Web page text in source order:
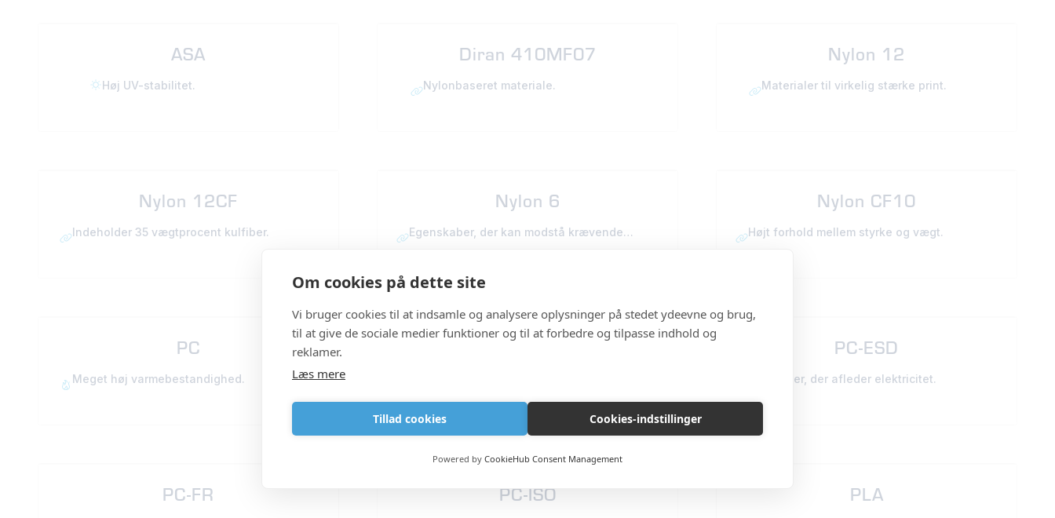
Om cookies på dette site
Vi bruger cookies til at indsamle og analysere oplysninger på stedet ydeevne og brug,
til at give de sociale medier funktioner og til at forbedre og tilpasse indhold og
reklamer.
Læs mere
Tillad cookies Cookies-indstillinger
Powered by CookieHub Consent Management
ASA
Høj UV-stabilitet.
Diran 410MF07
Nylonbaseret materiale.
Nylon 12
Materialer til virkelig stærke print.
Nylon 12CF
Indeholder 35 vægtprocent kulfiber.
Nylon 6
Egenskaber, der kan modstå krævende
Nylon CF10
Højt forhold mellem styrke og vægt.
PC
Meget høj varmebestandighed.
PC-ABS PC-ESD
Materialer, der afleder elektricitet.
PC-FR PC-ISO PLA